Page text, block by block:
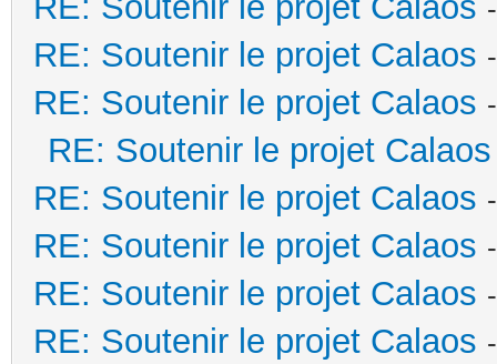
RE: Soutenir le projet Calaos
RE: Soutenir le projet Calaos
RE: Soutenir le projet Calaos
RE: Soutenir le projet Calaos
RE: Soutenir le projet Calaos
RE: Soutenir le projet Calaos
RE: Soutenir le projet Calaos